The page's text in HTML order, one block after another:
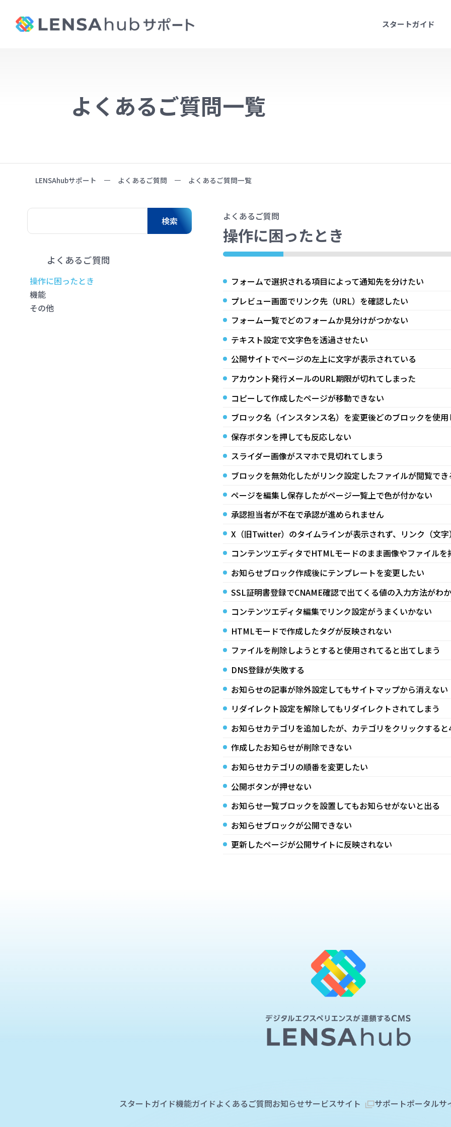
スタートガイド
よくあるご質問一覧
LENSAhubサポート よくあるご質問 よくあるご質問一覧
よくあるご質問
操作に困ったとき
フォームで選択される項目によって通知先を分けたい
プレビュー画面でリンク先（URL）を確認したい
フォーム一覧でどのフォームか見分けがつかない
テキスト設定で文字色を透過させたい
公開サイトでページの左上に文字が表示されている
アカウント発行メールのURL期限が切れてしまった
コピーして作成したページが移動できない
ブロック名（インスタンス名）を変更後どのブロックを使
保存ボタンを押しても反応しない
スライダー画像がスマホで見切れてしまう
ブロックを無効化したがリンク設定したファイルが閲覧でき
ページを編集し保存したがページ一覧上で色が付かない
承認担当者が不在で承認が進められません
X（旧Twitter）のタイムラインが表示されず、リンク（文字
コンテンツエディタでHTMLモードのまま画像やファイルを
お知らせブロック作成後にテンプレートを変更したい
SSL証明書登録でCNAME確認で出てくる値の入力方法がわ
コンテンツエディタ編集でリンク設定がうまくいかない
HTMLモードで作成したタグが反映されない
ファイルを削除しようとすると使用されてると出てしまう
DNS登録が失敗する
お知らせの記事が除外設定してもサイトマップから消えない
リダイレクト設定を解除してもリダイレクトされてしまう
お知らせカテゴリを追加したが、カテゴリをクリックする
作成したお知らせが削除できない
お知らせカテゴリの順番を変更したい
公開ボタンが押せない
お知らせ一覧ブロックを設置してもお知らせがないと出る
お知らせブロックが公開できない
更新したページが公開サイトに反映されない
よくあるご質問
操作に困ったとき
機能
その他
スタートガイド機能ガイドよくあるご質問お知らせサービスサイト サポートポータルサ